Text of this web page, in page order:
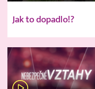
Jak to dopadlo!?